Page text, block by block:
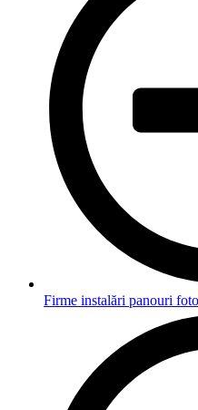
Firme instalări panouri